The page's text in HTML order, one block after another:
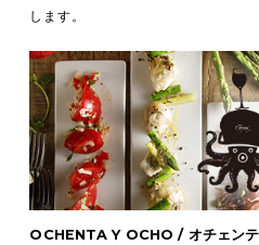
します。
OCHENTA Y OCHO / オチェンテ